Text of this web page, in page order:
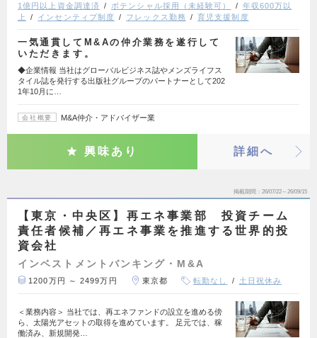
1億円以上資金調達済
ポテンシャル採用（未経験可）
年収600万以
上
インセンティブ制度 フレックス勤務 育児支援制度
一気通貫してM&Aの仲介業務を遂行して
いただきます。
◆企業情報 当社はグローバルビジネス誌やメンズライフス
タイル誌を発行する出版社グループのパートナーとして202
1年10月に…
会社概要 M&A仲介・アドバイザー業
興味あり 詳細へ
掲載期間 26/07/22～26/09/15
【東京・中央区】再エネ事業部 投資チーム
責任者候補／再エネ事業を推進する世界的投
資会社
インベストメントバンキング・M&A
1200万円 ～ 2499万円 東京都 転勤なし 土日祝休み
＜業務内容＞ 当社では、再エネファンドの設立を進める傍
ら、太陽光アセットの取得を進めています。 足元では、稼
働済み、新規開発…